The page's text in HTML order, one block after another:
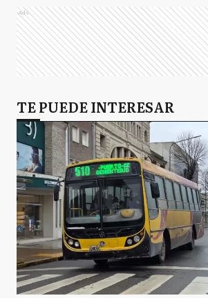
Ads
TE PUEDE INTERESAR